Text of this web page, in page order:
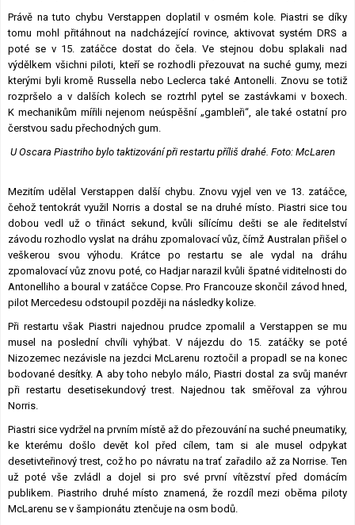
Právě na tuto chybu Verstappen doplatil v osmém kole. Piastri se díky
tomu mohl přitáhnout na nadcházející rovince, aktivovat systém DRS a
poté se v 15. zatáčce dostat do čela. Ve stejnou dobu splakali nad
výdělkem všichni piloti, kteří se rozhodli přezouvat na suché gumy, mezi
kterými byli kromě Russella nebo Leclerca také Antonelli. Znovu se totiž
rozpršelo a v dalších kolech se roztrhl pytel se zastávkami v boxech.
K mechanikům mířili nejenom neúspěšní „gambleři“, ale také ostatní pro
čerstvou sadu přechodných gum.
U Oscara Piastriho bylo taktizování při restartu příliš drahé. Foto: McLaren
Mezitím udělal Verstappen další chybu. Znovu vyjel ven ve 13. zatáčce,
čehož tentokrát využil Norris a dostal se na druhé místo. Piastri sice tou
dobou vedl už o třináct sekund, kvůli sílícímu dešti se ale ředitelství
závodu rozhodlo vyslat na dráhu zpomalovací vůz, čímž Australan přišel o
veškerou svou výhodu. Krátce po restartu se ale vydal na dráhu
zpomalovací vůz znovu poté, co Hadjar narazil kvůli špatné viditelnosti do
Antonelliho a boural v zatáčce Copse. Pro Francouze skončil závod hned,
pilot Mercedesu odstoupil později na následky kolize.
Při restartu však Piastri najednou prudce zpomalil a Verstappen se mu
musel na poslední chvíli vyhýbat. V nájezdu do 15. zatáčky se poté
Nizozemec nezávisle na jezdci McLarenu roztočil a propadl se na konec
bodované desítky. A aby toho nebylo málo, Piastri dostal za svůj manévr
při restartu desetisekundový trest. Najednou tak směřoval za výhrou
Norris.
Piastri sice vydržel na prvním místě až do přezouvání na suché pneumatiky,
ke kterému došlo devět kol před cílem, tam si ale musel odpykat
desetivteřinový trest, což ho po návratu na trať zařadilo až za Norrise. Ten
už poté vše zvládl a dojel si pro své první vítězství před domácím
publikem. Piastriho druhé místo znamená, že rozdíl mezi oběma piloty
McLarenu se v šampionátu ztenčuje na osm bodů.